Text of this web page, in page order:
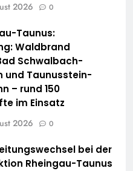
2026 0
Taunus:
Waldbrand
Schwalbach-
und Taunusstein-
– rund 150
im Einsatz
2026 0
bei der
Rheingau-Taunus